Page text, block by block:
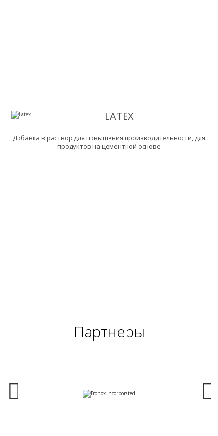
LATEX
Добавка в раствор для повышения производительности, для
продуктов на цементной основе
Партнеры